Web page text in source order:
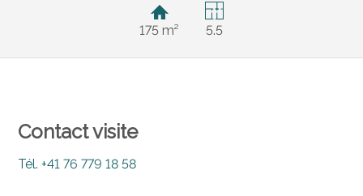
175 m² 5.5
Contact visite
Tél.+41 76 779 18 58